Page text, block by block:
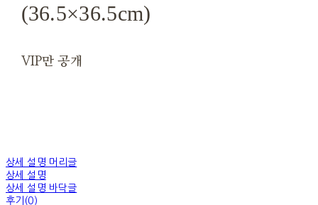
(36.5×36.5cm)
VIP만 공개
상세 설명 머리글
상세 설명
상세 설명 바닥글
후기(0)